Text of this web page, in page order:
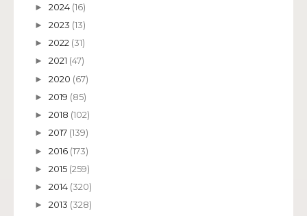
► 2024 (16)
► 2023 (13)
► 2022 (31)
► 2021 (47)
► 2020 (67)
► 2019 (85)
► 2018 (102)
► 2017 (139)
► 2016 (173)
► 2015 (259)
► 2014 (320)
► 2013 (328)